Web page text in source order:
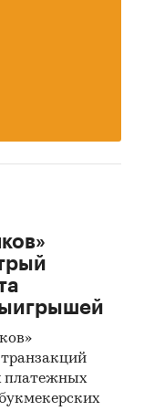
платежных